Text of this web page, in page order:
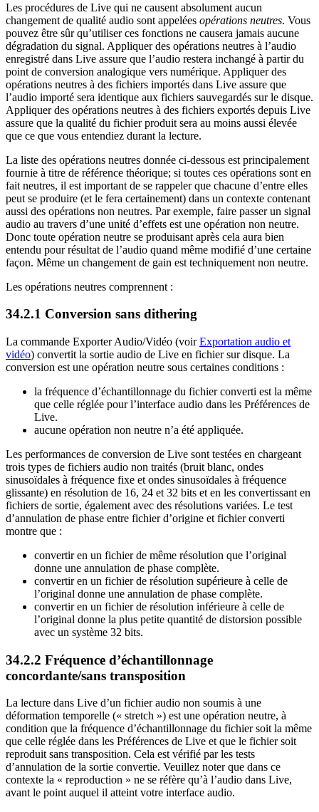
Les procédures de Live qui ne causent absolument aucun
changement de qualité audio sont appelées opérations neutres. Vous
pouvez être sûr qu’utiliser ces fonctions ne causera jamais aucune
dégradation du signal. Appliquer des opérations neutres à l’audio
enregistré dans Live assure que l’audio restera inchangé à partir du
point de conversion analogique vers numérique. Appliquer des
opérations neutres à des fichiers importés dans Live assure que
l’audio importé sera identique aux fichiers sauvegardés sur le disque.
Appliquer des opérations neutres à des fichiers exportés depuis Live
assure que la qualité du fichier produit sera au moins aussi élevée
que ce que vous entendiez durant la lecture.
La liste des opérations neutres donnée ci-dessous est principalement
fournie à titre de référence théorique; si toutes ces opérations sont en
fait neutres, il est important de se rappeler que chacune d’entre elles
peut se produire (et le fera certainement) dans un contexte contenant
aussi des opérations non neutres. Par exemple, faire passer un signal
audio au travers d’une unité d’effets est une opération non neutre.
Donc toute opération neutre se produisant après cela aura bien
entendu pour résultat de l’audio quand même modifié d’une certaine
façon. Même un changement de gain est techniquement non neutre.
Les opérations neutres comprennent :
34.2.1 Conversion sans dithering
La commande Exporter Audio/Vidéo (voirExportation audio et
vidéo) convertit la sortie audio de Live en fichier sur disque. La
conversion est une opération neutre sous certaines conditions :
la fréquence d’échantillonnage du fichier converti est la même
que celle réglée pour l’interface audio dans les Préférences de
Live.
aucune opération non neutre n’a été appliquée.
Les performances de conversion de Live sont testées en chargeant
trois types de fichiers audio non traités (bruit blanc, ondes
sinusoïdales à fréquence fixe et ondes sinusoïdales à fréquence
glissante) en résolution de 16, 24 et 32 bits et en les convertissant en
fichiers de sortie, également avec des résolutions variées. Le test
d’annulation de phase entre fichier d’origine et fichier converti
montre que :
convertir en un fichier de même résolution que l’original
donne une annulation de phase complète.
convertir en un fichier de résolution supérieure à celle de
l’original donne une annulation de phase complète.
convertir en un fichier de résolution inférieure à celle de
l’original donne la plus petite quantité de distorsion possible
avec un système 32 bits.
34.2.2 Fréquence d’échantillonnage
concordante/sans transposition
La lecture dans Live d’un fichier audio non soumis à une
déformation temporelle (« stretch ») est une opération neutre, à
condition que la fréquence d’échantillonnage du fichier soit la même
que celle réglée dans les Préférences de Live et que le fichier soit
reproduit sans transposition. Cela est vérifié par les tests
d’annulation de la sortie convertie. Veuillez noter que dans ce
contexte la « reproduction » ne se réfère qu’à l’audio dans Live,
avant le point auquel il atteint votre interface audio.